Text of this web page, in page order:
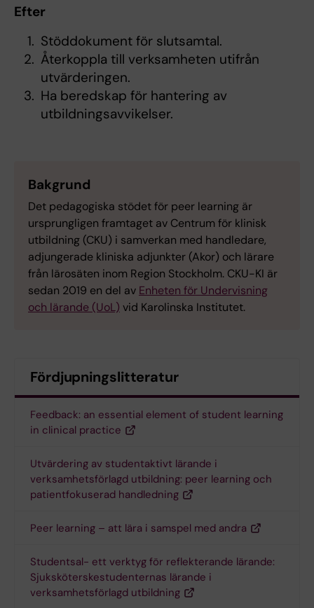
Efter
Stöddokument för slutsamtal.
Återkoppla till verksamheten utifrån
utvärderingen.
Ha beredskap för hantering av
utbildningsavvikelser.
Bakgrund
Det pedagogiska stödet för peer learning är
ursprungligen framtaget av Centrum för klinisk
utbildning (CKU) i samverkan med handledare,
adjungerade kliniska adjunkter (Akor) och lärare
från lärosäten inom Region Stockholm. CKU-KI är
sedan 2019 en del av Enheten för Undervisning
och lärande (UoL) vid Karolinska Institutet.
Fördjupningslitteratur
Feedback: an essential element of student learning
in clinical practice
Utvärdering av studentaktivt lärande i
verksamhetsförlagd utbildning: peer learning och
patientfokuserad handledning
Peer learning – att lära i samspel med andra
Studentsal- ett verktyg för reflekterande lärande:
Sjuksköterskestudenternas lärande i
verksamhetsförlagd utbildning